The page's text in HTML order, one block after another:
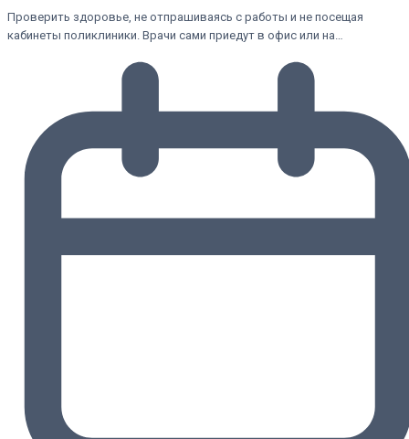
Проверить здоровье, не отпрашиваясь с работы и не посещая
кабинеты поликлиники. Врачи сами приедут в офис или на…